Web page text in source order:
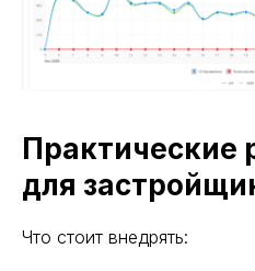
Практические
для
Что стоит внедрять: